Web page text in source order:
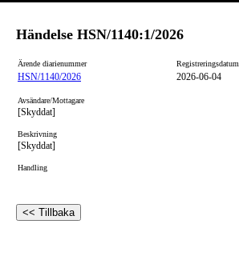
Händelse HSN/1140:1/2026
Ärende diarienummer Registreringsdatum
HSN/1140/2026 2026-06-04
Avsändare/Mottagare
[Skyddat]
Beskrivning
[Skyddat]
Handling